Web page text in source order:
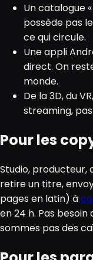
Un catalogue
possède pas
ce qui circule.
Une appli
direct. On
monde.
De la 3D, du
streaming,
Pour les
Studio, producteur,
retire un titre,
pages en latin) à
en 24 h. Pas besoin
sommes pas des